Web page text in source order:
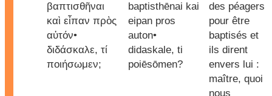
βαπτισθῆναι
καὶ εἶπαν πρὸς
αὐτόν•
διδάσκαλε, τί
ποιήσωμεν;
baptisthēnai kai
eipan pros
auton•
didaskale, ti
poiēsōmen?
des péagers
pour être
baptisés et
ils dirent
envers lui :
maître, quoi
nous